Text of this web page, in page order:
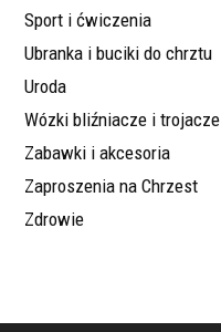
Sport i ćwiczenia
Ubranka i buciki do chrztu
Uroda
Wózki bliźniacze i trojacze
Zabawki i akcesoria
Zaproszenia na Chrzest
Zdrowie